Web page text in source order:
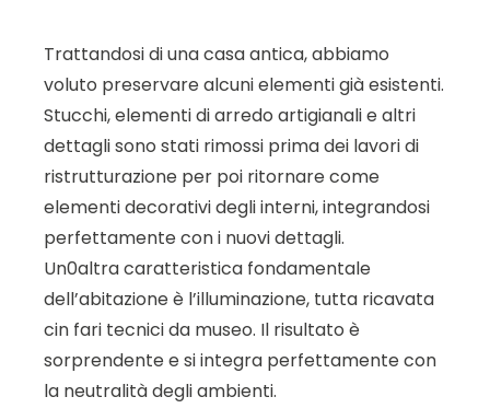
Trattandosi di una casa antica, abbiamo
voluto preservare alcuni elementi già esistenti.
Stucchi, elementi di arredo artigianali e altri
dettagli sono stati rimossi prima dei lavori di
ristrutturazione per poi ritornare come
elementi decorativi degli interni, integrandosi
perfettamente con i nuovi dettagli.
Un0altra caratteristica fondamentale
dell’abitazione è l’illuminazione, tutta ricavata
cin fari tecnici da museo. Il risultato è
sorprendente e si integra perfettamente con
la neutralità degli ambienti.